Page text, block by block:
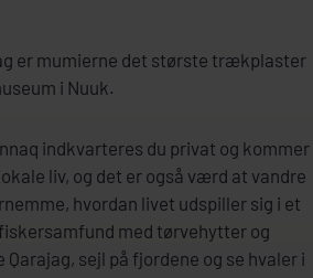
er mumierne det største trækplaster
i Nuuk.
indkvarteres du privat og kommer
liv, og det er også værd at vandre
hvordan livet udspiller sig i et
med tørvehytter og
sejl på fjordene og se hvaler i